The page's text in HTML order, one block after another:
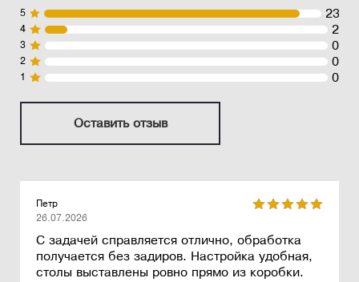
5 23
4 2
3 0
2 0
1 0
Оставить отзыв
Петр
26.07.2026
С задачей справляется отлично, обработка
получается без задиров. Настройка удобная,
столы выставлены ровно прямо из коробки.